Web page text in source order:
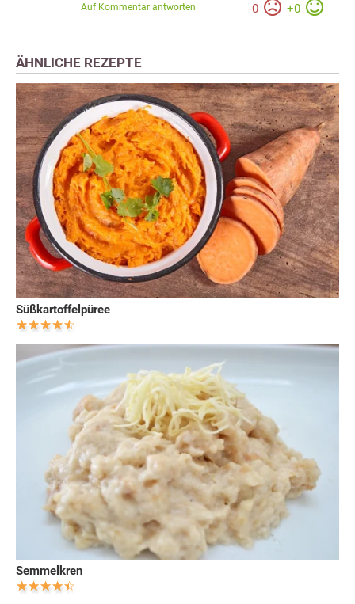
-0 +0
Auf Kommentar antworten
ÄHNLICHE REZEPTE
Süßkartoffelpüree
Semmelkren